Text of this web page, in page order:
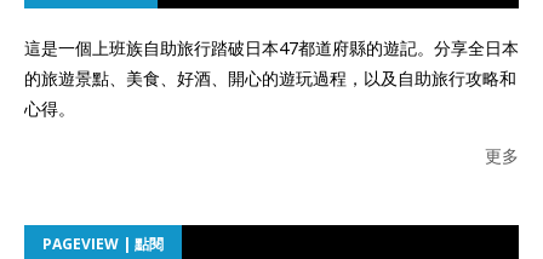
這是一個上班族自助旅行踏破日本47都道府縣的遊記。分享全日本
的旅遊景點、美食、好酒、開心的遊玩過程，以及自助旅行攻略和
心得。
更多
PAGEVIEW | 點閱